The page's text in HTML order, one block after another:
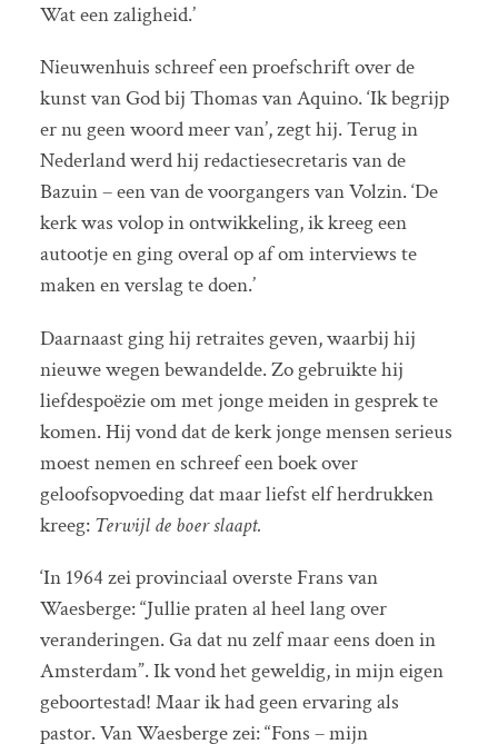
Wat een zaligheid.’
Nieuwenhuis schreef een proefschrift over de
kunst van God bij Thomas van Aquino. ‘Ik begrijp
er nu geen woord meer van’, zegt hij. Terug in
Nederland werd hij redactiesecretaris van de
Bazuin – een van de voorgangers van Volzin. ‘De
kerk was volop in ontwikkeling, ik kreeg een
autootje en ging overal op af om interviews te
maken en verslag te doen.’
Daarnaast ging hij retraites geven, waarbij hij
nieuwe wegen bewandelde. Zo gebruikte hij
liefdespoëzie om met jonge meiden in gesprek te
komen. Hij vond dat de kerk jonge mensen serieus
moest nemen en schreef een boek over
geloofsopvoeding dat maar liefst elf herdrukken
kreeg: Terwijl de boer slaapt.
‘In 1964 zei provinciaal overste Frans van
Waesberge: “Jullie praten al heel lang over
veranderingen. Ga dat nu zelf maar eens doen in
Amsterdam”. Ik vond het geweldig, in mijn eigen
geboortestad! Maar ik had geen ervaring als
pastor. Van Waesberge zei: “Fons – mijn